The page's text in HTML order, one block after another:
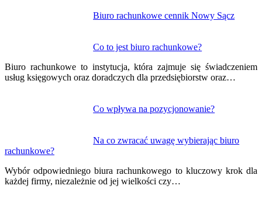
Biuro rachunkowe cennik Nowy Sącz
Co to jest biuro rachunkowe?
Biuro rachunkowe to instytucja, która zajmuje się świadczeniem
usług księgowych oraz doradczych dla przedsiębiorstw oraz…
Co wpływa na pozycjonowanie?
Na co zwracać uwagę wybierając biuro
rachunkowe?
Wybór odpowiedniego biura rachunkowego to kluczowy krok dla
każdej firmy, niezależnie od jej wielkości czy…